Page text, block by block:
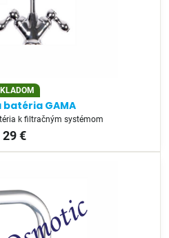
GAMA
k filtračným systémom
29 €